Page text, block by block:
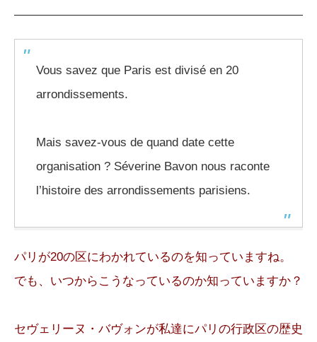
Vous savez que Paris est divisé en 20
arrondissements.
Mais savez-vous de quand date cette
organisation ? Séverine Bavon nous raconte
l’histoire des arrondissements parisiens.
パリが20の区にわかれているのを知っていますね。
でも、いつからこうなっているのか知っていますか？
セヴェリーヌ・バヴォンが私達にパリの行政区の歴史